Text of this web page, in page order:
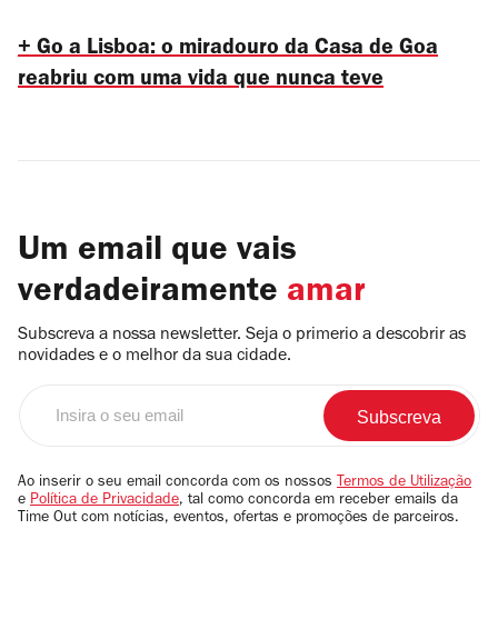
+ Go a Lisboa: o miradouro da Casa de Goa
reabriu com uma vida que nunca teve
Um email que vais
verdadeiramente amar
Subscreva a nossa newsletter. Seja o primerio a descobrir as
novidades e o melhor da sua cidade.
email
Ao inserir o seu email concorda com os nossos Termos de Utilização
e Política de Privacidade, tal como concorda em receber emails da
Time Out com notícias, eventos, ofertas e promoções de parceiros.